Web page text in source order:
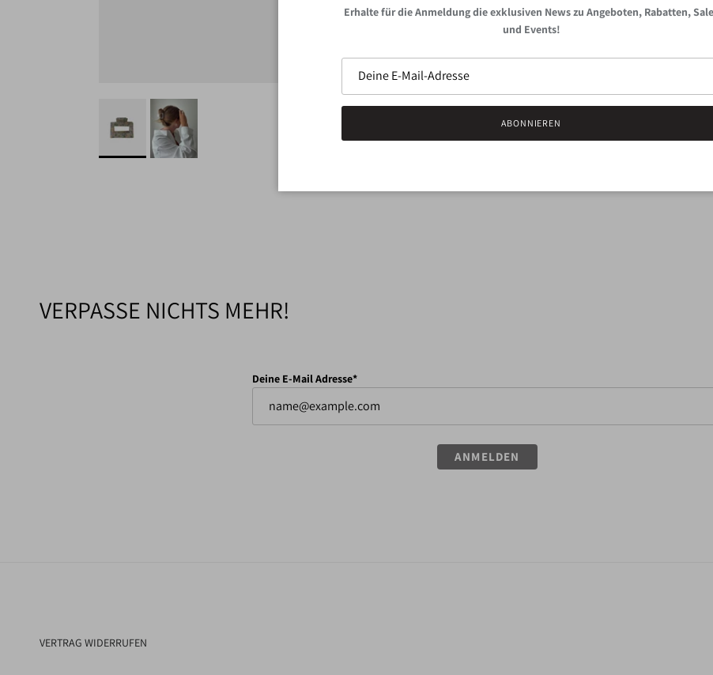
Unternehmen aus Hamburg.
JOSEFIN eignet sich
Da das Acetat
Material:100%
VERPASSE NICHTS MEHR!
Deine E-Mail Adresse*
ANMELDEN
VERTRAG WIDERRUFEN
Erhalte für die Anmeldung die exklusiven News zu Angeboten, Rabatten,
und Events!
ABONNIEREN